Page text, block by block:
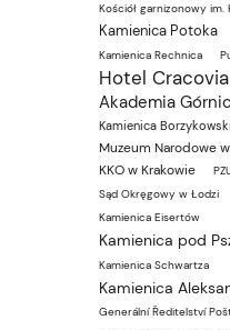
Kościół garnizonowy im.
Kamienica Potoka
Kamienica Rechnica
Hotel Cracovia
Akademia
Kamienica
Muzeum Narodowe
KKO w Krakowie
Sąd Okręgowy w Łodzi
Kamienica Eisertów
Kamienica pod
Kamienica Schwartza
Kamienica
Generální Ředitelství